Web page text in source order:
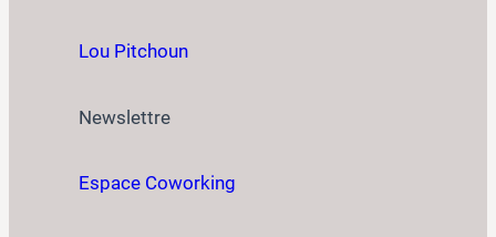
Lou Pitchoun
Newslettre
Espace Coworking